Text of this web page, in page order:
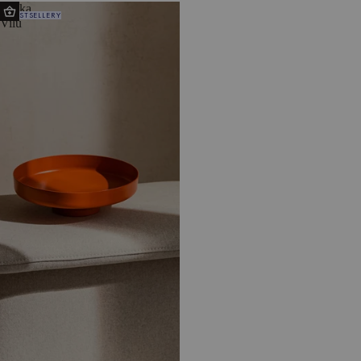
Miska
Vilu
BESTSELLERY